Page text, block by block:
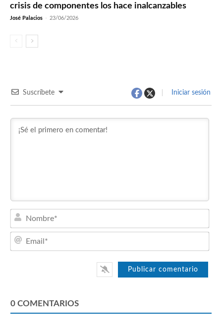
crisis de componentes los hace inalcanzables
José Palacios - 23/06/2026
Suscríbete Iniciar sesión
0 COMENTARIOS